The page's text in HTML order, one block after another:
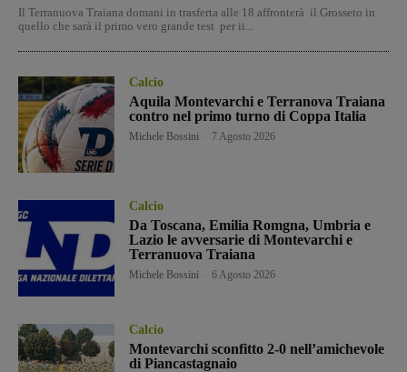
Il Terranuova Traiana domani in trasferta alle 18 affronterà il Grosseto in
quello che sarà il primo vero grande test per ii...
Calcio
Aquila Montevarchi e Terranova Traiana
contro nel primo turno di Coppa Italia
Michele Bossini 7 Agosto 2026
Calcio
Da Toscana, Emilia Romgna, Umbria e
Lazio le avversarie di Montevarchi e
Terranuova Traiana
Michele Bossini 6 Agosto 2026
Calcio
Montevarchi sconfitto 2-0 nell’amichevole
di Piancastagnaio